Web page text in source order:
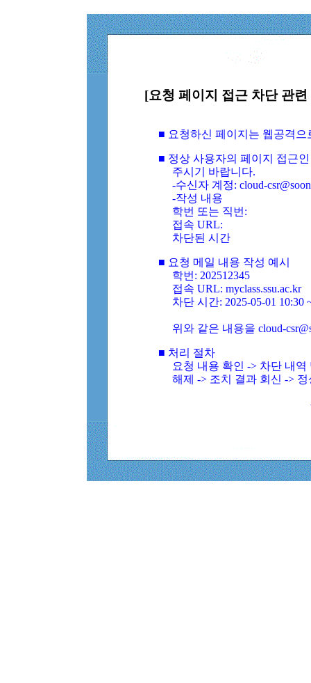
[요청 페이지 접근 차단 관
■ 요청하신 페이지는 웹공격
■ 정상 사용자의 페이지 접근
주시기 바랍니다.
-수신자 계정: cloud-
-작성 내용
학번 또는 직번:
접속 URL:
차단된 시간
■ 요청 메일 내용 작성 예시
학번: 202512345
접속 URL: myclass.ssu.ac.kr
차단 시간: 2025-05-01 10:30
위와 같은 내용을 cloud-
■ 처리 절차
요청 내용 확인 -> 차단 내
해제 -> 조치 결과 회신 ->